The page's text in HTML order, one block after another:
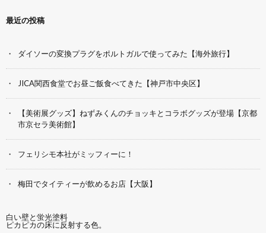
最近の投稿
ダイソーの変換プラグをポルトガルで使ってみた【海外旅行】
JICA関西食堂でお昼ご飯食べてきた【神戸市中央区】
【美術展グッズ】ねずみくんのチョッキとコラボグッズが登場【京都
市京セラ美術館】
フェリシモ本社がミッフィーに！
梅田でタイティーが飲めるお店【大阪】
白い壁と蛍光塗料
ピカピカの床に反射する色。